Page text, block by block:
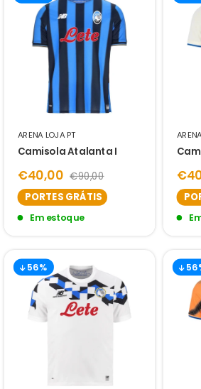
ARENA LOJA PT
Camisola Atalanta I
€40,00 €90,00
PORTES GRÁTIS
Em estoque
56%